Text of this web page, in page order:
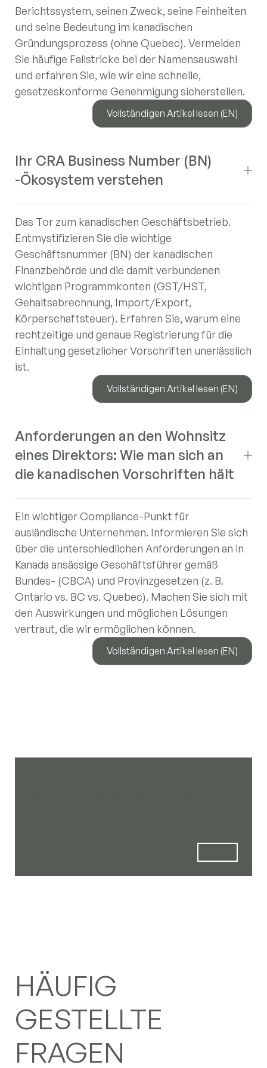
Berichtssystem, seinen Zweck, seine Feinheiten
und seine Bedeutung im kanadischen
Gründungsprozess (ohne Quebec). Vermeiden
Sie häufige Fallstricke bei der Namensauswahl
und erfahren Sie, wie wir eine schnelle,
gesetzeskonforme Genehmigung sicherstellen.
Vollständigen Artikel lesen (EN)
Ihr CRA Business Number (BN)
-Ökosystem verstehen
Das Tor zum kanadischen Geschäftsbetrieb.
Entmystifizieren Sie die wichtige
Geschäftsnummer (BN) der kanadischen
Finanzbehörde und die damit verbundenen
wichtigen Programmkonten (GST/HST,
Gehaltsabrechnung, Import/Export,
Körperschaftsteuer). Erfahren Sie, warum eine
rechtzeitige und genaue Registrierung für die
Einhaltung gesetzlicher Vorschriften unerlässlich
ist.
Vollständigen Artikel lesen (EN)
Anforderungen an den Wohnsitz
eines Direktors: Wie man sich an
die kanadischen Vorschriften hält
Ein wichtiger Compliance-Punkt für
ausländische Unternehmen. Informieren Sie sich
über die unterschiedlichen Anforderungen an in
Kanada ansässige Geschäftsführer gemäß
Bundes- (CBCA) und Provinzgesetzen (z. B.
Ontario vs. BC vs. Quebec). Machen Sie sich mit
den Auswirkungen und möglichen Lösungen
vertraut, die wir ermöglichen können.
Vollständigen Artikel lesen (EN)
HÄUFIG
GESTELLTE
FRAGEN